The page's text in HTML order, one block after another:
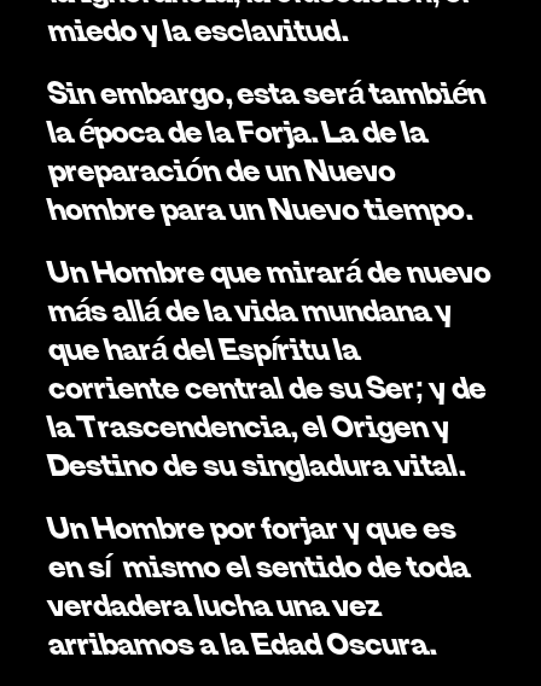
miedo y la esclavitud.
Sin embargo, esta será también
la época de la Forja. La de la
preparación de un Nuevo
hombre para un Nuevo tiempo.
Un Hombre que mirará de nuevo
más allá de la vida mundana y
que hará del Espíritu la
corriente central de su Ser; y de
la Trascendencia, el Origen y
Destino de su singladura vital.
Un Hombre por forjar y que es
en sí  mismo el sentido de toda
verdadera lucha una vez
arribamos a la Edad Oscura.